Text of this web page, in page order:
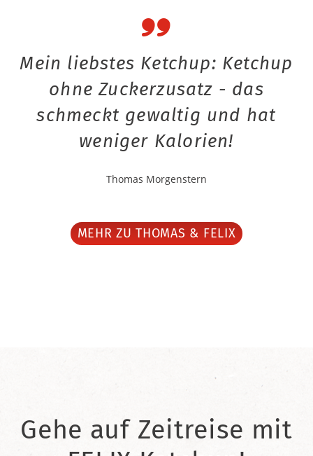
Mein liebstes Ketchup: Ketchup
ohne Zuckerzusatz - das
schmeckt gewaltig und hat
weniger Kalorien!
Thomas Morgenstern
MEHR ZU THOMAS & FELIX
Gehe auf Zeitreise mit